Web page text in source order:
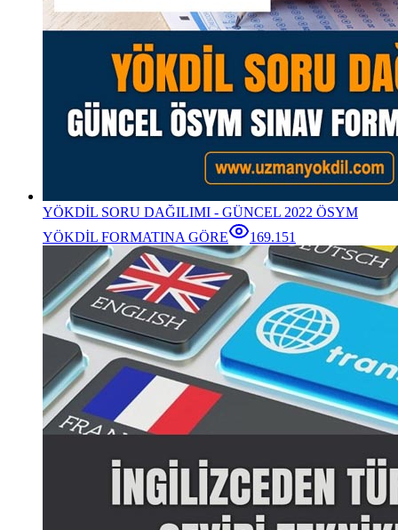
YÖKDİL SORU DAĞILIMI - GÜNCEL 2022 ÖSYM
YÖKDİL FORMATINA GÖRE
169.151